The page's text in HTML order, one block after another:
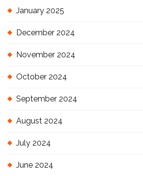
January 2025
December 2024
November 2024
October 2024
September 2024
August 2024
July 2024
June 2024